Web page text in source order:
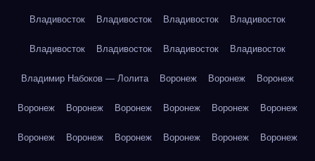
Владивосток Владивосток Владивосток Владивосток
Владивосток Владивосток Владивосток Владивосток
Владимир Набоков — Лолита Воронеж Воронеж Воронеж
Воронеж Воронеж Воронеж Воронеж Воронеж Воронеж
Воронеж Воронеж Воронеж Воронеж Воронеж Воронеж